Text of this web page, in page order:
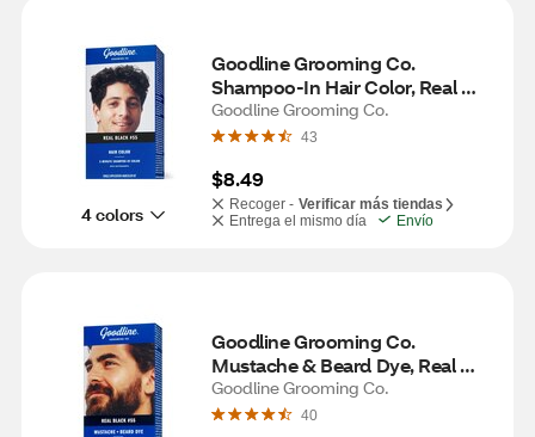
4 colors
Goodline Grooming Co.
Shampoo-In Hair Color, Real
Black #55
Goodline Grooming Co.
43
$8.49
Recoger - Verificar más tiendas
Entrega el mismo día
Envío
Goodline Grooming Co.
Mustache & Beard Dye, Real
Black #55
Goodline Grooming Co.
40